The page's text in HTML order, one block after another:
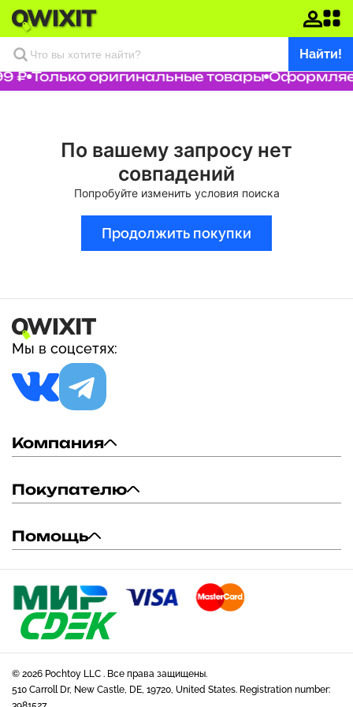
Найти!
₽ Только оригинальные товары
По вашему запросу нет
совпадений
Попробуйте изменить условия поиска
Продолжить покупки
Мы в соцсетях:
Компания
Покупателю
Помощь
© 2026 Pochtoy LLC . Все права защищены.
510 Carroll Dr, New Castle, DE, 19720, United States. Registration number: